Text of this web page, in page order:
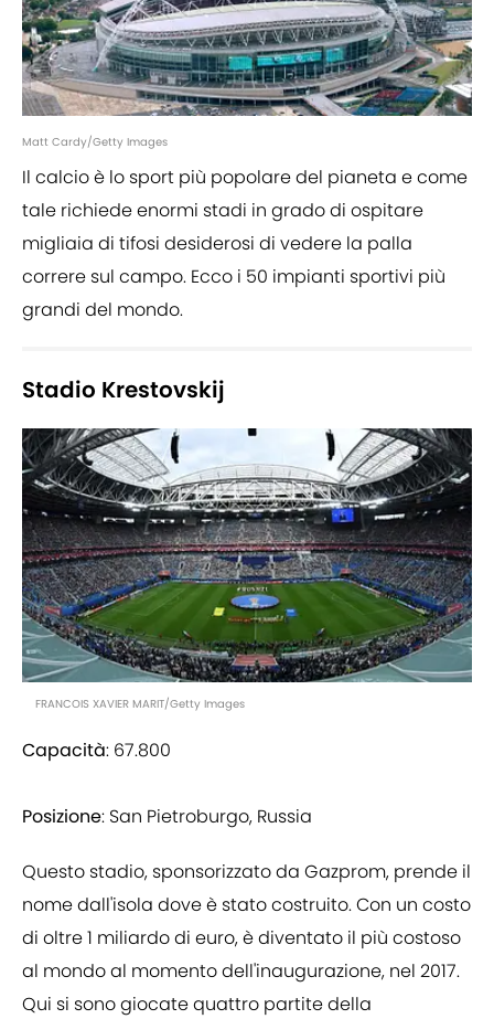
Matt Cardy/Getty Images
Il calcio è lo sport più popolare del pianeta e come
tale richiede enormi stadi in grado di ospitare
migliaia di tifosi desiderosi di vedere la palla
correre sul campo. Ecco i 50 impianti sportivi più
grandi del mondo.
Stadio Krestovskij
FRANCOIS XAVIER MARIT/Getty Images
Capacità: 67.800
Posizione: San Pietroburgo, Russia
Questo stadio, sponsorizzato da Gazprom, prende il
nome dall'isola dove è stato costruito. Con un costo
di oltre 1 miliardo di euro, è diventato il più costoso
al mondo al momento dell'inaugurazione, nel 2017.
Qui si sono giocate quattro partite della